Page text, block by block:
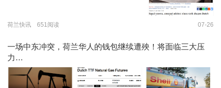
荷兰快讯 651阅读 07-26
一场中东冲突，荷兰华人的钱包继续遭殃！将面临三大压
力…